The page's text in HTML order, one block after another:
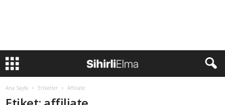
Ana Sayfa Etiketler Affiliate